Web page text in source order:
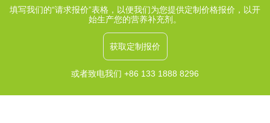
填写我们的“请求报价”表格，以便我们为您提供定制价格报价，以开
始生产您的营养补充剂。
获取定制报价
或者致电我们 +86 133 1888 8296